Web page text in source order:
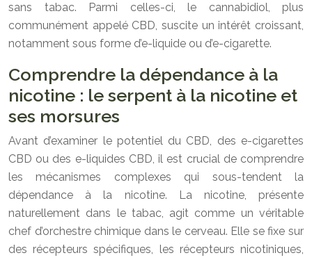
sans tabac. Parmi celles-ci, le cannabidiol, plus
communément appelé CBD, suscite un intérêt croissant,
notamment sous forme d’e-liquide ou d’e-cigarette.
Comprendre la dépendance à la
nicotine : le serpent à la nicotine et
ses morsures
Avant d’examiner le potentiel du CBD, des e-cigarettes
CBD ou des e-liquides CBD, il est crucial de comprendre
les mécanismes complexes qui sous-tendent la
dépendance à la nicotine. La nicotine, présente
naturellement dans le tabac, agit comme un véritable
chef d’orchestre chimique dans le cerveau. Elle se fixe sur
des récepteurs spécifiques, les récepteurs nicotiniques,